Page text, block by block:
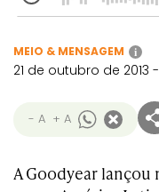
MEIO & MENSAGEM i
21 de outubro de 2013
- A + A
A Goodyear